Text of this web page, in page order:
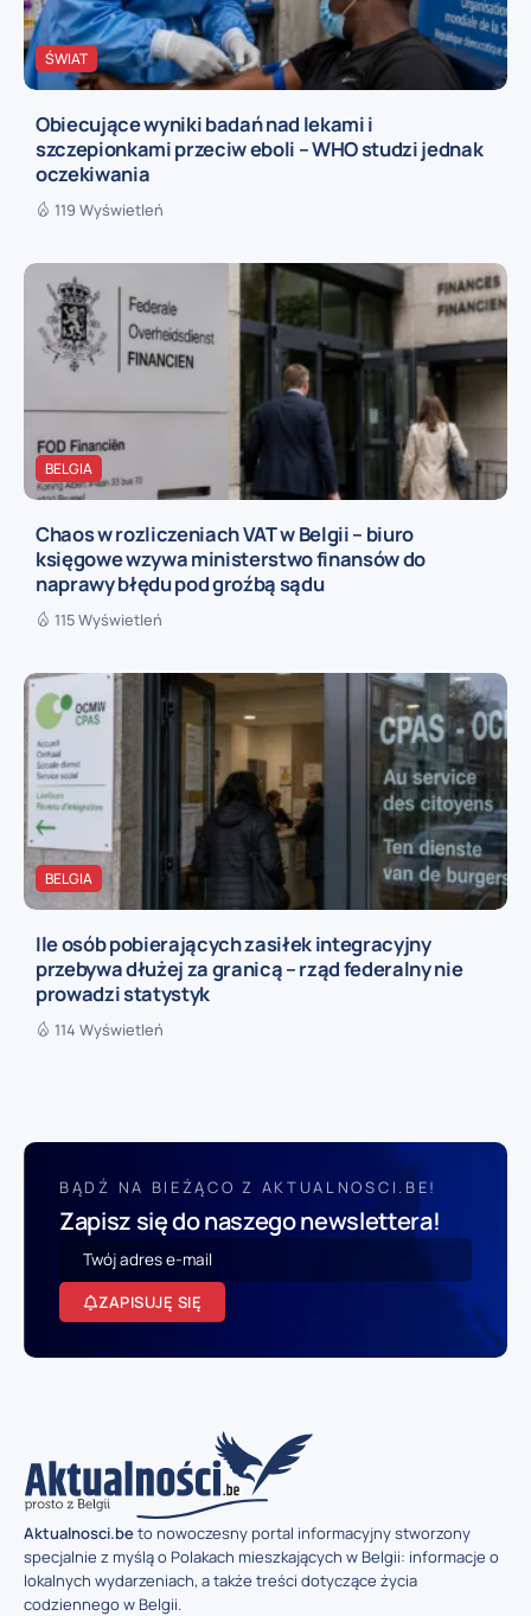
ŚWIAT
Obiecujące wyniki badań nad lekami i
szczepionkami przeciw eboli – WHO studzi jednak
oczekiwania
119 Wyświetleń
BELGIA
Chaos w rozliczeniach VAT w Belgii – biuro
księgowe wzywa ministerstwo finansów do
naprawy błędu pod groźbą sądu
115 Wyświetleń
BELGIA
Ile osób pobierających zasiłek integracyjny
przebywa dłużej za granicą – rząd federalny nie
prowadzi statystyk
114 Wyświetleń
BĄDŹ NA BIEŻĄCO Z AKTUALNOSCI.BE!
Zapisz się do naszego newslettera!
ZAPISUJĘ SIĘ
Aktualnosci.beto nowoczesny portal informacyjny stworzony
specjalnie z myślą o Polakach mieszkających w Belgii: informacje o
lokalnych wydarzeniach, a także treści dotyczące życia
codziennego w Belgii.